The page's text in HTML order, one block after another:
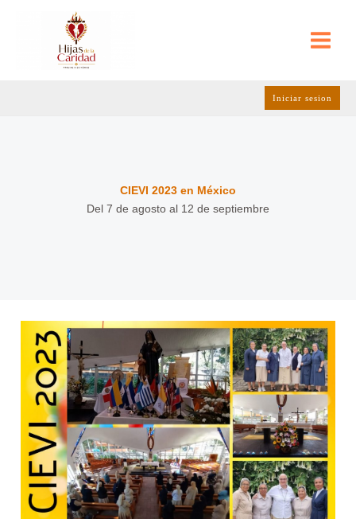
Iniciar sesion
CIEVI 2023 en México
Del 7 de agosto al 12 de septiembre